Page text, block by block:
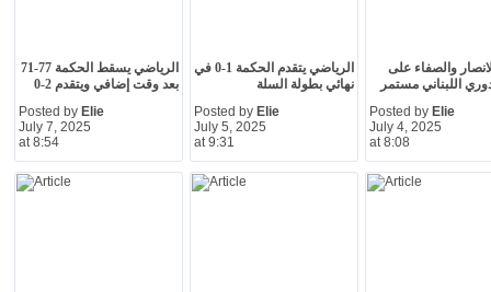
الرياضي يسقط الحكمة 77-71
بعد وقت إضافي ويتقدم 2-0
Posted by Elie
July 7, 2025
at 8:54
الرياضي يتقدم الحكمة 1-0 في
نهائي بطولة السلة
Posted by Elie
July 5, 2025
at 9:31
والصفاء على
اللبناني مستمر
Posted by Elie
July 4, 2025
at 8:08